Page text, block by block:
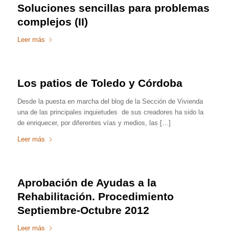
Soluciones sencillas para problemas
complejos (II)
Leer más
Los patios de Toledo y Córdoba
Desde la puesta en marcha del blog de la Sección de Vivienda
una de las principales inquietudes de sus creadores ha sido la
de enriquecer, por diferentes vías y medios, las […]
Leer más
Aprobación de Ayudas a la
Rehabilitación. Procedimiento
Septiembre-Octubre 2012
Leer más